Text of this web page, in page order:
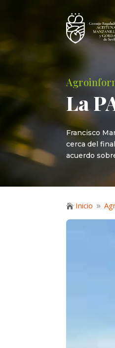
La
Francisco
cerca del
acuerdo
 Inicio 9